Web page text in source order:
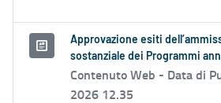
Approvazione esiti
sostanziale dei Programmi
Contenuto Web - Data di
2026 12.35